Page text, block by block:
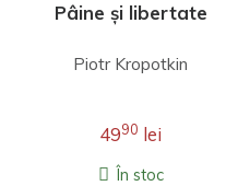
Pâine și libertate
Piotr Kropotkin
4990 lei
În stoc